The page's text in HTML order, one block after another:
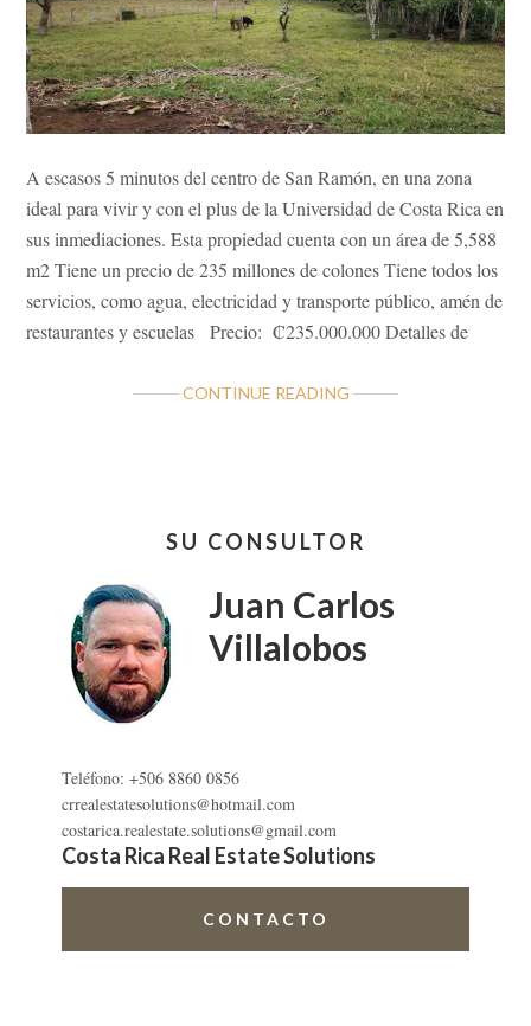
A escasos 5 minutos del centro de San Ramón, en una zona
ideal para vivir y con el plus de la Universidad de Costa Rica en
sus inmediaciones. Esta propiedad cuenta con un área de 5,588
m2 Tiene un precio de 235 millones de colones Tiene todos los
servicios, como agua, electricidad y transporte público, amén de
restaurantes y escuelas Precio: ₡235.000.000 Detalles de
CONTINUE READING ABOUT
UCR
SAN
primaria
SU CONSULTOR
Juan Carlos
Villalobos
Teléfono: +506 8860 0856
crrealestatesolutions@hotmail.com
costarica.realestate.solutions@gmail.com
Costa Rica Real Estate Solutions
CONTACTO